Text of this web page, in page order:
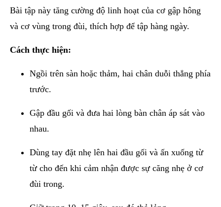
Bài tập này tăng cường độ linh hoạt của cơ gập hông
và cơ vùng trong đùi, thích hợp để tập hàng ngày.
Cách thực hiện:
Ngồi trên sàn hoặc thảm, hai chân duỗi thẳng phía
trước.
Gập đầu gối và đưa hai lòng bàn chân áp sát vào
nhau.
Dùng tay đặt nhẹ lên hai đầu gối và ấn xuống từ
từ cho đến khi cảm nhận được sự căng nhẹ ở cơ
đùi trong.